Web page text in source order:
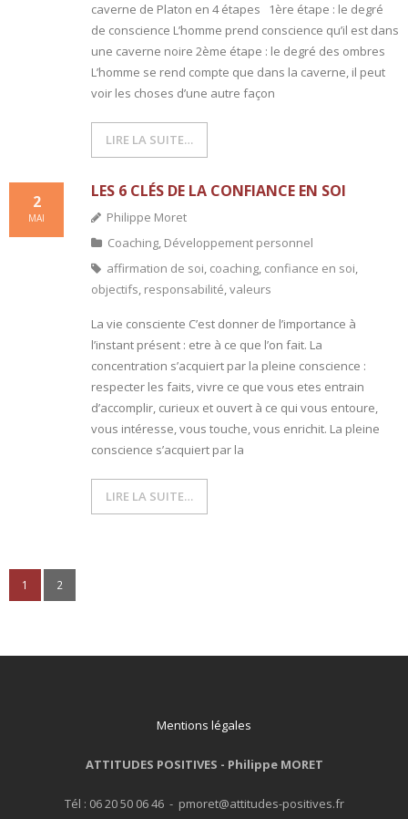
caverne de Platon en 4 étapes 1ère étape : le degré
de conscience L’homme prend conscience qu’il est dans
une caverne noire 2ème étape : le degré des ombres
L’homme se rend compte que dans la caverne, il peut
voir les choses d’une autre façon
LIRE LA SUITE…
LES 6 CLÉS DE LA CONFIANCE EN SOI
2
MAI
Philippe Moret
Coaching, Développement personnel
affirmation de soi, coaching, confiance en soi,
objectifs, responsabilité,valeurs
La vie consciente C’est donner de l’importance à
l’instant présent : etre à ce que l’on fait. La
concentration s’acquiert par la pleine conscience :
respecter les faits, vivre ce que vous etes entrain
d’accomplir, curieux et ouvert à ce qui vous entoure,
vous intéresse, vous touche, vous enrichit. La pleine
conscience s’acquiert par la
LIRE LA SUITE…
1 2
Mentions légales
ATTITUDES POSITIVES - Philippe MORET
Tél : 06 20 50 06 46 - pmoret@attitudes-positives.fr